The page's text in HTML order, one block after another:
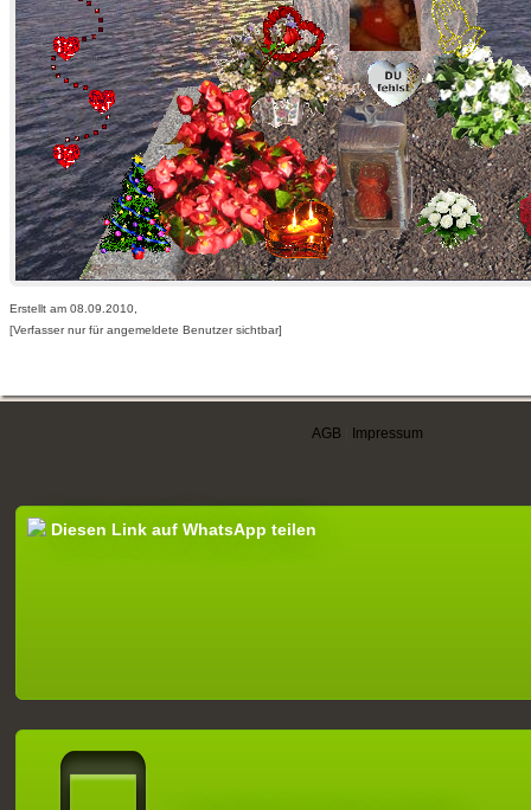
Erstellt am 08.09.2010,
[Verfasser nur für angemeldete Benutzer sichtbar]
AGB Impressum
Diesen Link auf WhatsApp teilen